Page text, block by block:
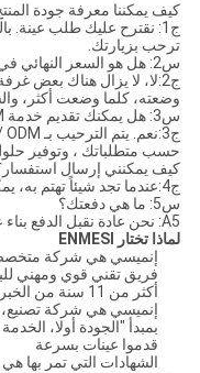
كيف يمكننا معرفة جودة
ترحب بزيارتك.
س2: هل هو السعر النهائي في قائمة الأسعار؟
ج2:لا، لا يزال هناك بعض
وضعته، كلما وضعت أكثر،
س3: هل يمكنك تقديم خدمة OEM / ODM؟
حسب متطلباتك ، وتوفير
كيف يمكنني إرسال
ج4:عندما تجد شيئاً تهتم به، يمكنك ترك معلوماتك لنا.
س5: ما هي دفعتك؟
A5: نحن عادة نقبل الدفع بناء على T / T، وويسترن يونيون.
لماذا تختار ENMESI
إنميسي هي شركة
فريق تقني قوي ومهني
أكثر من 11 سنة من الخبرة في تطوير النظارات الذكية
إنميسي هي شركة تصنيع،
بمبدأ "الجودة أولا، الخدمة
قدموا عينات بسرعة
الشهادات التي تمر بها هي CCC، FCC، CE، ROHS.